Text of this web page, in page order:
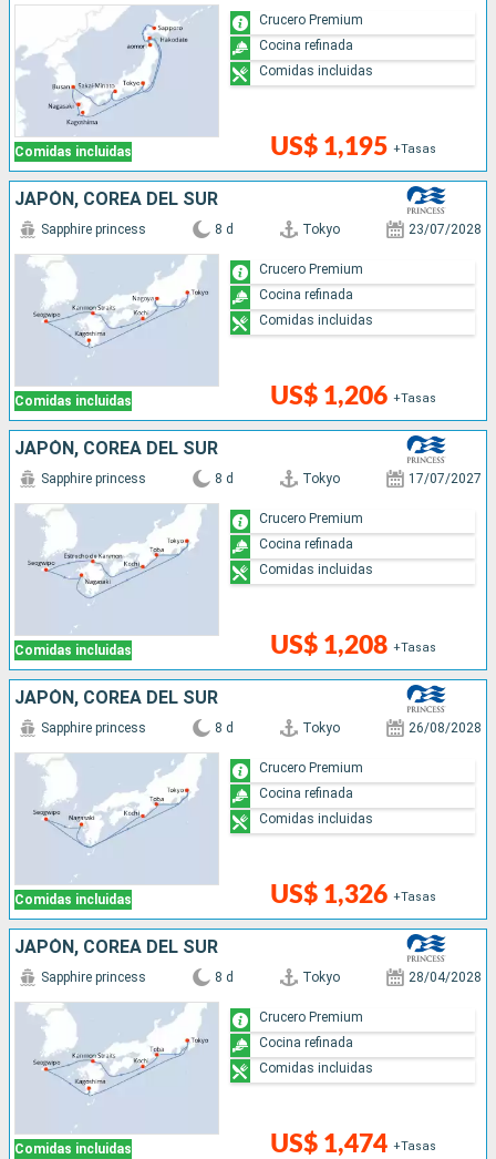
Comidas incluidas US$ 1,195 +Tasas
Crucero Premium
Cocina refinada
Comidas incluidas
JAPÓN, COREA DEL SUR
Comidas incluidas
Sapphire princess 8 d Tokyo 23/07/2028
US$ 1,206 +Tasas
Crucero Premium
Cocina refinada
Comidas incluidas
JAPÓN, COREA DEL SUR
Comidas incluidas
Sapphire princess 8 d Tokyo 17/07/2027
US$ 1,208 +Tasas
Crucero Premium
Cocina refinada
Comidas incluidas
JAPÓN, COREA DEL SUR
Comidas incluidas
Sapphire princess 8 d Tokyo 26/08/2028
US$ 1,326 +Tasas
Crucero Premium
Cocina refinada
Comidas incluidas
JAPÓN, COREA DEL SUR
Comidas incluidas
Sapphire princess 8 d Tokyo 28/04/2028
US$ 1,474 +Tasas
Crucero Premium
Cocina refinada
Comidas incluidas